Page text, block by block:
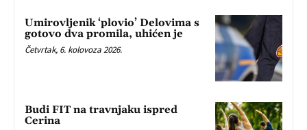
Umirovljenik ‘plovio’ Delovima s
gotovo dva promila, uhićen je
Četvrtak, 6. kolovoza 2026.
Budi FIT na travnjaku ispred
Cerina